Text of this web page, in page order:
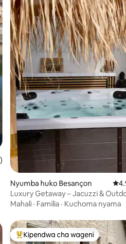
wa wastani wa 5.0 kati ya 5, tathmini
Nyumba huko Besançon
Luxury Getaway – Jacuzzi &
huko Besançon-Cras
Mahali · Familia · Kuchoma nyama
Kipendwa maarufu cha wageni
Kipendwa cha wageni